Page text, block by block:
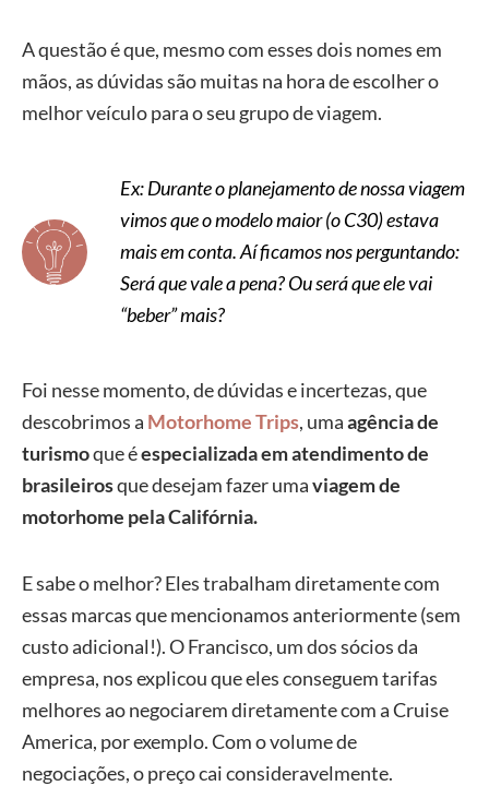
A questão é que, mesmo com esses dois nomes em
mãos, as dúvidas são muitas na hora de escolher o
melhor veículo para o seu grupo de viagem.
Ex: Durante o planejamento de nossa viagem
vimos que o modelo maior (o C30) estava
mais em conta. Aí ficamos nos perguntando:
Será que vale a pena? Ou será que ele vai
“beber” mais?
Foi nesse momento, de dúvidas e incertezas, que
descobrimos a Motorhome Trips, umaagência de
turismoque éespecializada em atendimento de
brasileirosque desejam fazer umaviagem de
motorhome pela Califórnia.
E sabe o melhor? Eles trabalham diretamente com
essas marcas que mencionamos anteriormente (sem
custo adicional!). O Francisco, um dos sócios da
empresa, nos explicou que eles conseguem tarifas
melhores ao negociarem diretamente com a Cruise
America, por exemplo. Com o volume de
negociações, o preço cai consideravelmente.